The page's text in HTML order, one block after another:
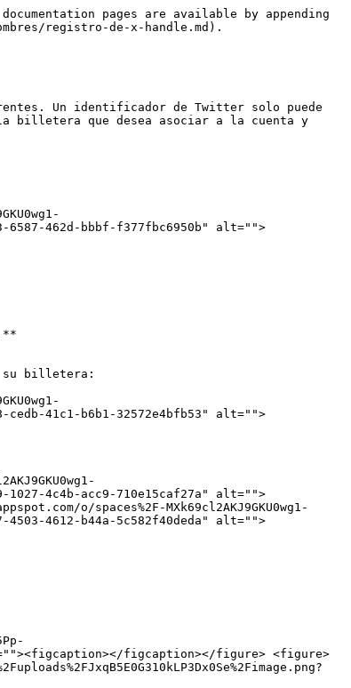
pages are available by appending
registro-de-x-handle.md).
Un identificador de Twitter solo puede
billetera que desea asociar a la cuenta y
6587-462d-bbbf-f377fbc6950b" alt="">
su billetera:
cedb-41c1-b6b1-32572e4bfb53" alt="">
1027-4c4b-acc9-710e15caf27a" alt="">
o/spaces%2F-MXk69cl2AKJ9GKU0wg1-
4503-4612-b44a-5c582f40deda" alt="">
alt=""><figcaption></figcaption></figure> <figure>